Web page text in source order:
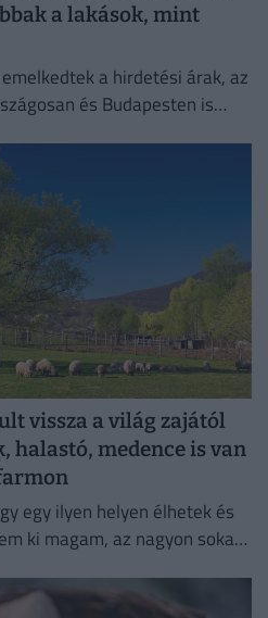
a lakások, mint
a hirdetési árak, az
és Budapesten is
vissza a világ zajától
halastó, medence is van
egy ilyen helyen élhetek és
ki magam, az nagyon sokat